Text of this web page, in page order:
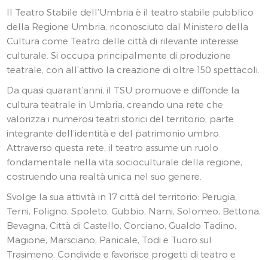
Il Teatro Stabile dell’Umbria è il teatro stabile pubblico
della Regione Umbria, riconosciuto dal Ministero della
Cultura come Teatro delle città di rilevante interesse
culturale. Si occupa principalmente di produzione
teatrale, con all'attivo la creazione di oltre 150 spettacoli.
Da quasi quarant’anni, il TSU promuove e diffonde la
cultura teatrale in Umbria, creando una rete che
valorizza i numerosi teatri storici del territorio, parte
integrante dell’identità e del patrimonio umbro.
Attraverso questa rete, il teatro assume un ruolo
fondamentale nella vita socioculturale della regione,
costruendo una realtà unica nel suo genere.
Svolge la sua attività in 17 città del territorio: Perugia,
Terni, Foligno, Spoleto, Gubbio, Narni, Solomeo, Bettona,
Bevagna, Città di Castello, Corciano, Gualdo Tadino,
Magione, Marsciano, Panicale, Todi e Tuoro sul
Trasimeno. Condivide e favorisce progetti di teatro e